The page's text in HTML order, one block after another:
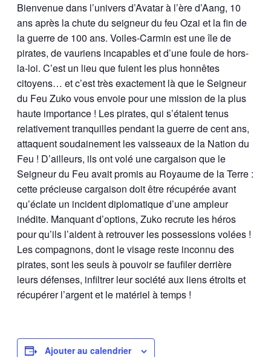
Bienvenue dans l’univers d’Avatar à l’ère d’Aang, 10
ans après la chute du seigneur du feu Ozai et la fin de
la guerre de 100 ans. Voiles-Carmin est une île de
pirates, de vauriens incapables et d’une foule de hors-
la-loi. C’est un lieu que fuient les plus honnêtes
citoyens… et c’est très exactement là que le Seigneur
du Feu Zuko vous envoie pour une mission de la plus
haute importance ! Les pirates, qui s’étaient tenus
relativement tranquilles pendant la guerre de cent ans,
attaquent soudainement les vaisseaux de la Nation du
Feu ! D’ailleurs, ils ont volé une cargaison que le
Seigneur du Feu avait promis au Royaume de la Terre :
cette précieuse cargaison doit être récupérée avant
qu’éclate un incident diplomatique d’une ampleur
inédite. Manquant d’options, Zuko recrute les héros
pour qu’ils l’aident à retrouver les possessions volées !
Les compagnons, dont le visage reste inconnu des
pirates, sont les seuls à pouvoir se faufiler derrière
leurs défenses, infiltrer leur société aux liens étroits et
récupérer l’argent et le matériel à temps !
Ajouter au calendrier